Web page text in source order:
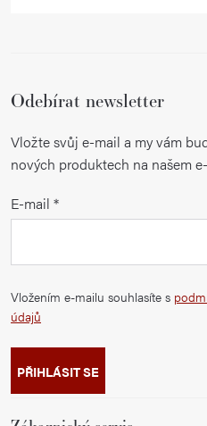
Odebírat newsletter
Vložte svůj e-mail a my vám
nových produktech na našem
E-mail
Vložením e-mailu souhlasíte s
údajů
PŘIHLÁSIT SE